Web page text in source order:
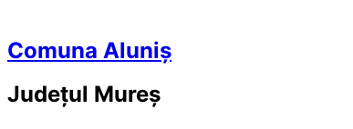
Comuna Aluniș
Județul Mureș